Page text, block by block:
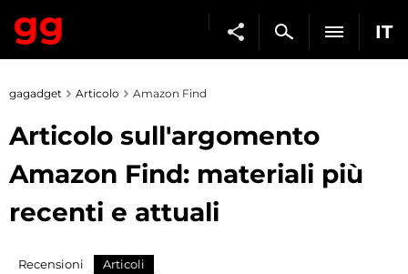
IT
gagadget Articolo Amazon Find
Articolo sull'argomento
Amazon Find: materiali più
recenti e attuali
Recensioni Articoli